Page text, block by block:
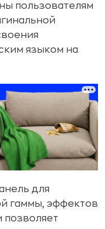
пользователям
языком на
для
гаммы, эффектов
позволяет